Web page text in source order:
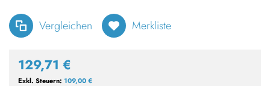
Vergleichen Merkliste
129,71 €
109,00 €